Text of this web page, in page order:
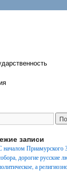
записи
началом Приамурского
дорогие русские
а